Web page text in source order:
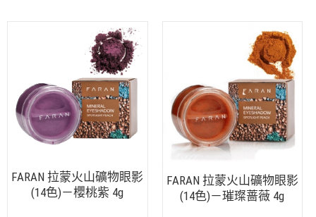
FARAN 拉蒙火山礦物眼影
(14色)－櫻桃紫 4g
FARAN 拉蒙火山礦物眼影
(14色)－璀璨蔷薇 4g